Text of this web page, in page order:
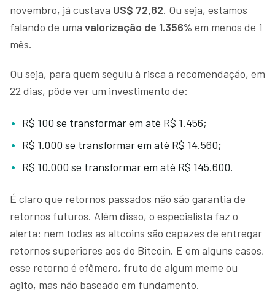
novembro, já custava US$ 72,82. Ou seja, estamos
falando de uma valorização de 1.356% em menos de 1
mês.
Ou seja, para quem seguiu à risca a recomendação, em
22 dias, pôde ver um investimento de:
R$ 100 se transformar em até R$ 1.456;
R$ 1.000 se transformar em até R$ 14.560;
R$ 10.000 se transformar em até R$ 145.600.
É claro que retornos passados não são garantia de
retornos futuros. Além disso, o especialista faz o
alerta: nem todas as altcoins são capazes de entregar
retornos superiores aos do Bitcoin. E em alguns casos,
esse retorno é efêmero, fruto de algum meme ou
agito, mas não baseado em fundamento.